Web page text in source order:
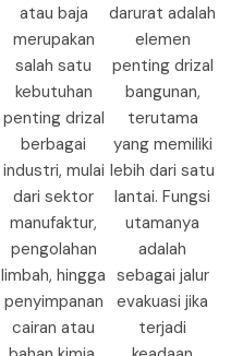
atau baja
merupakan
salah satu
kebutuhan
penting drizal
berbagai
industri, mulai
dari sektor
manufaktur,
pengolahan
limbah, hingga
penyimpanan
cairan atau
darurat adalah
elemen
penting drizal
bangunan,
terutama
yang memiliki
lebih dari satu
lantai. Fungsi
utamanya
adalah
sebagai jalur
evakuasi jika
terjadi